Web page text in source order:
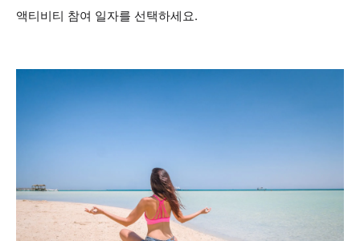
액티비티 참여 일자를 선택하세요.